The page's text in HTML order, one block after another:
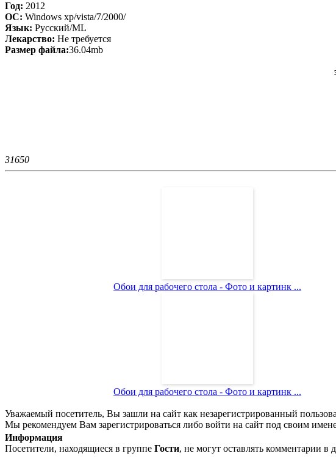
Год: 2012
OC: Windows xp/vista/7/2000/
Язык: Русский/ML
Лекарство: Не требуется
Размер файла:36.04mb
31650
Обои для рабочего стола - Фото и картинк ...
Обои для рабочего стола - Фото и картинк ...
Уважаемый посетитель, Вы зашли на сайт как незарегистрированный
Мы рекомендуем Вам зарегистрироваться либо войти на сайт под своим
Информация
Посетители, находящиеся в группе Гости, не могут оставлять комментарии в